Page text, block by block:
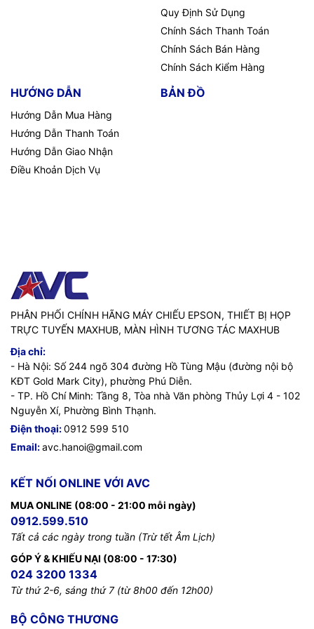
ảnh và âm thanh xuất sắc, và khả năng chia sẻ đa dạng, sản
phẩm là lựa chọn tốt cho các tổ chức yêu cầu cuộc họp và
Liên hệ ngay với chúng tôi để được tư vấn rõ hơn về
sản phẩm:
Hotline / Zalo: 091 259 9510 / 024 32001 334
Email: avc.hanoi@gmail.com
Website:AVC.vn
Quy Định Sử Dụng
Chính Sách Thanh Toán
Chính Sách Bán Hàng
Chính Sách Kiểm Hàng
HƯỚNG DẪN
Hướng Dẫn Mua Hàng
Hướng Dẫn Thanh Toán
Hướng Dẫn Giao Nhận
Điều Khoản Dịch Vụ
BẢN ĐỒ
PHÂN PHỐI CHÍNH HÃNG MÁY CHIẾU EPSON, THIẾT BỊ HỌP
TRỰC TUYẾN MAXHUB, MÀN HÌNH TƯƠNG TÁC MAXHUB
Địa chỉ:
- Hà Nội: Số 244 ngõ 304 đường Hồ Tùng Mậu (đường nội bộ
KĐT Gold Mark City), phường Phú Diễn.
- TP. Hồ Chí Minh: Tầng 8, Tòa nhà Văn phòng Thủy Lợi 4 - 102
Nguyễn Xí, Phường Bình Thạnh.
Điện thoại:0912 599 510
Email:avc.hanoi@gmail.com
KẾT NỐI ONLINE VỚI AVC
MUA ONLINE (08:00 - 21:00 mỗi ngày)
0912.599.510
Tất cả các ngày trong tuần (Trừ tết Âm Lịch)
GÓP Ý & KHIẾU NẠI (08:00 - 17:30)
024 3200 1334
Từ thứ 2-6, sáng thứ 7 (từ 8h00 đến 12h00)
BỘ CÔNG THƯƠNG